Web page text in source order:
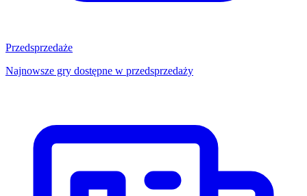
Przedsprzedaże
Najnowsze gry dostępne w przedsprzedaży